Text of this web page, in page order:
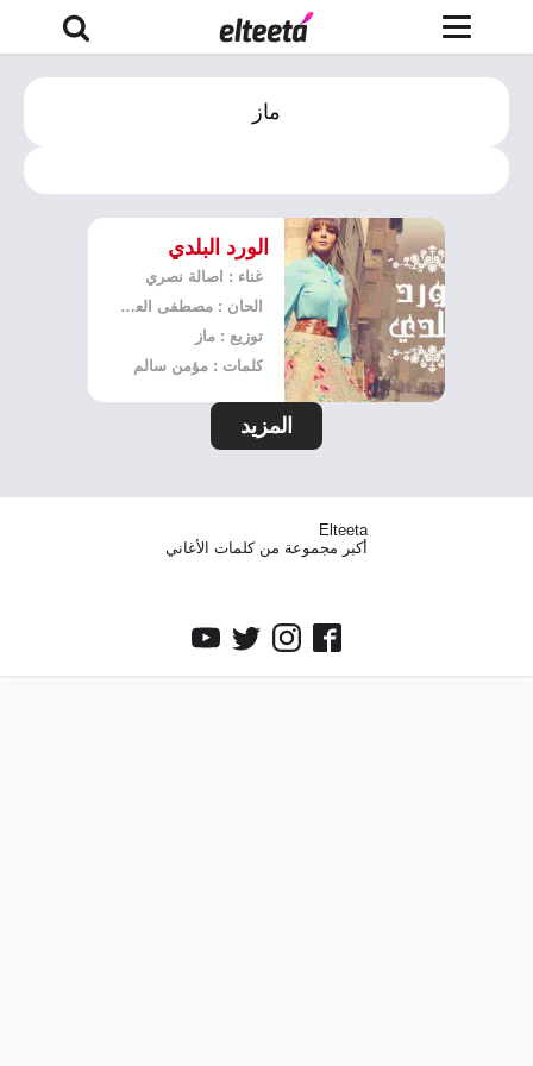
ماز
الورد البلدي
غناء : اصالة نصري
الحان : مصطفى العسال
توزيع : ماز
كلمات : مؤمن سالم
المزيد
Elteeta
أكبر مجموعة من كلمات الأغاني